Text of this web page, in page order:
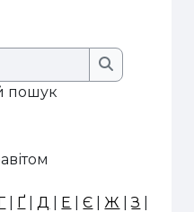
Пошук
Пошук
пошук
Ґ Д Е |Є Ж |З